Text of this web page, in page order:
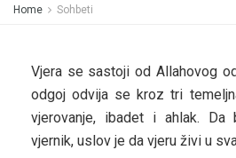
Home Sohbeti
Vjera se sastoji od Allahovog
odgoj odvija se kroz tri
vjerovanje, ibadet i ahlak.
vjernik, uslov je da vjeru živi u